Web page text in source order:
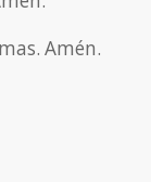
Amén.